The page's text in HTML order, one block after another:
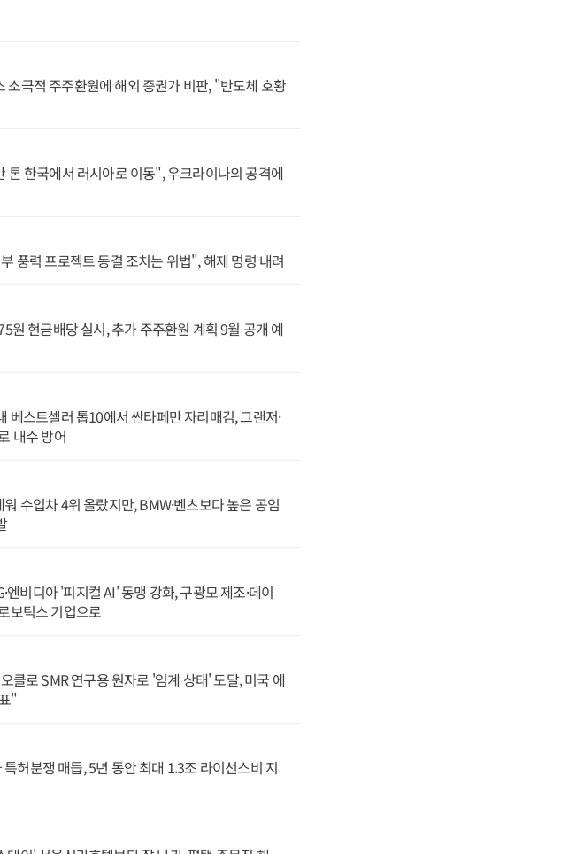
소극적 주주환원에 해외 증권가 비판, "반도체 호황
톤 한국에서 러시아로 이동", 우크라이나의 공격에
풍력 프로젝트 동결 조치는 위법", 해제 명령 내려
원 현금배당 실시, 추가 주주환원 계획 9월 공개 예
베스트셀러 톱10에서 싼타페만 자리매김, 그랜저·
내수 방어
수입차 4위 올랐지만, BMW·벤츠보다 높은 공임
비디아 '피지컬 AI' 동맹 강화, 구광모 제조·데이
보틱스 기업으로
클로 SMR 연구용 원자로 '임계 상태' 도달, 미국 에
"
허분쟁 매듭, 5년 동안 최대 1.3조 라이선스비 지